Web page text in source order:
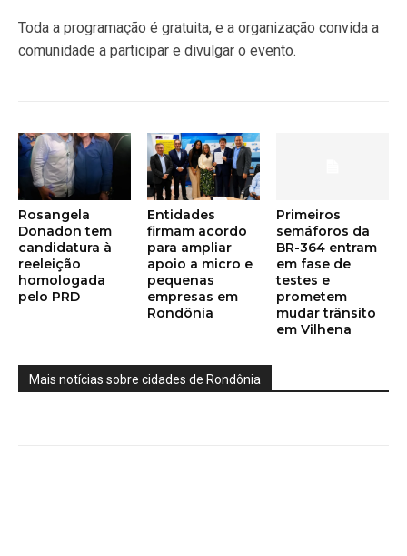
Toda a programação é gratuita, e a organização convida a
comunidade a participar e divulgar o evento.
Rosangela
Donadon tem
candidatura à
reeleição
homologada
pelo PRD
Entidades
firmam acordo
para ampliar
apoio a micro e
pequenas
empresas em
Rondônia
Primeiros
semáforos da
BR-364 entram
em fase de
testes e
prometem
mudar trânsito
em Vilhena
Mais notícias sobre cidades de Rondônia